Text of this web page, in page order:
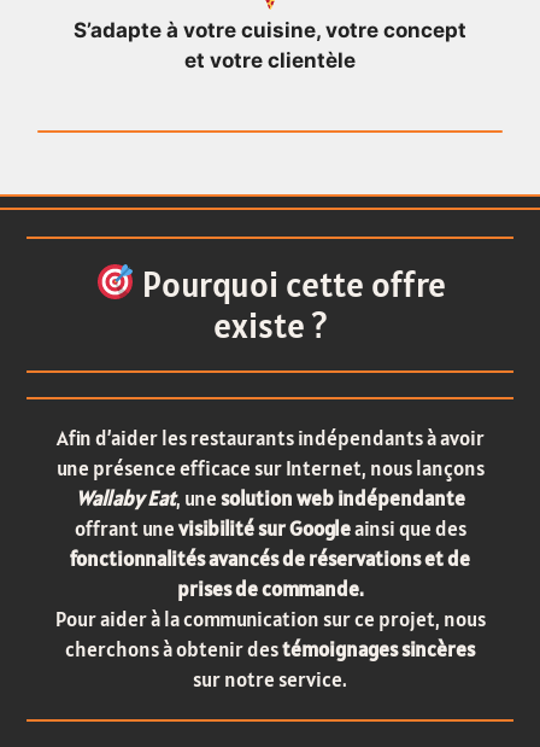
S’adapte à votre cuisine, votre concept
et votre clientèle
Pourquoi cette offre
existe ?
Afin d’aider les restaurants indépendants à avoir
une présence efficace sur Internet, nous lançons
Wallaby Eat, unesolution web indépendante
offrant unevisibilité sur Googleainsi que des
fonctionnalités avancés de réservations et de
prises de commande.
Pour aider à la communication sur ce projet, nous
cherchons à obtenir destémoignages sincères
sur notre service.